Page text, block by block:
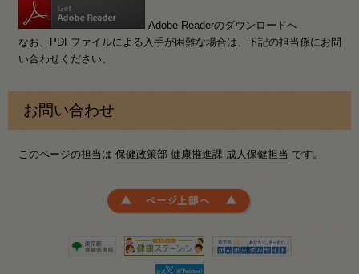
Adobe Readerのダウンロードへ
なお、PDFファイルによる入手が困難な場合は、下記の担当係にお問
い合わせください。
お問い合わせ
このページの担当は 保健政策部 健康推進課 成人保健担当 です。